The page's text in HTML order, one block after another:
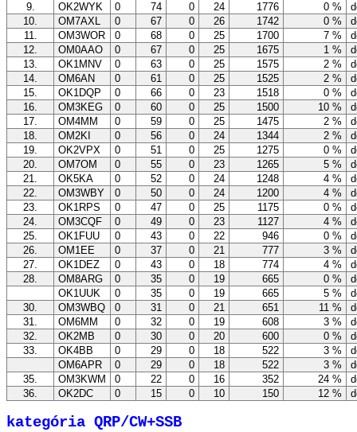
9.
OK2WYK 0 74 0 24 1776 0 %
10.
OM7AXL 0 67 0 26 1742 0 %
11.
OM3WOR 0 68 0 25 1700 7 %
12.
OM0AAO 0 67 0 25 1675 1 %
13.
OK1MNV 0 63 0 25 1575 2 %
14.
OM6AN 0 61 0 25 1525 2 %
15.
OK1DQP 0 66 0 23 1518 0 %
16.
OM3KEG 0 60 0 25 1500 10 %
17.
OM4MM 0 59 0 25 1475 2 %
18.
OM2KI 0 56 0 24 1344 2 %
19.
OK2VPX 0 51 0 25 1275 0 %
20.
OM7OM 0 55 0 23 1265 5 %
21.
OK5KA 0 52 0 24 1248 4 %
22.
OM3WBY 0 50 0 24 1200 4 %
23.
OK1RPS 0 47 0 25 1175 0 %
24.
OM3CQF 0 49 0 23 1127 4 %
25.
OK1FUU 0 43 0 22 946 0 %
26.
OM1EE 0 37 0 21 777 3 %
27.
OK1DEZ 0 43 0 18 774 4 %
28.
OM8ARG 0 35 0 19 665 0 %
OK1UUK
0 35 0 19 665 5 %
30.
OM3WBQ 0 31 0 21 651 11 %
31.
OM6MM 0 32 0 19 608 3 %
32.
OK2MB 0 30 0 20 600 0 %
33.
OK4BB 0 29 0 18 522 3 %
OM6APR
0 29 0 18 522 3 %
35.
OM3KWM 0 22 0 16 352 24 %
36.
OK2DC 0 15 0 10 150 12 %
kategória QRP/CW+SSB